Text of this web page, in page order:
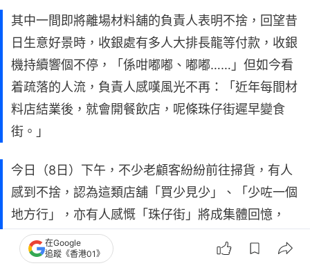
其中一間即將離場材料舖的負責人表明不捨，回望昔
日生意好景時，收銀處有多人大排長龍等付款，收銀
機持續響個不停，「係咁嘟嘟、嘟嘟……」但如今看
着疏落的人流，負責人感嘆風光不再：「近年每間材
料店結業後，就會開餐飲店，呢條珠仔街遲早變食
街。」
今日（8日）下午，不少老顧客紛紛前往掃貨，有人
感到不捨，認為這類店舖「買少見少」、「少咗一個
地方行」，亦有人感慨「珠仔街」將成集體回憶，
「好似有一個時代過去咗咁。」
在Google
追蹤《香港01》